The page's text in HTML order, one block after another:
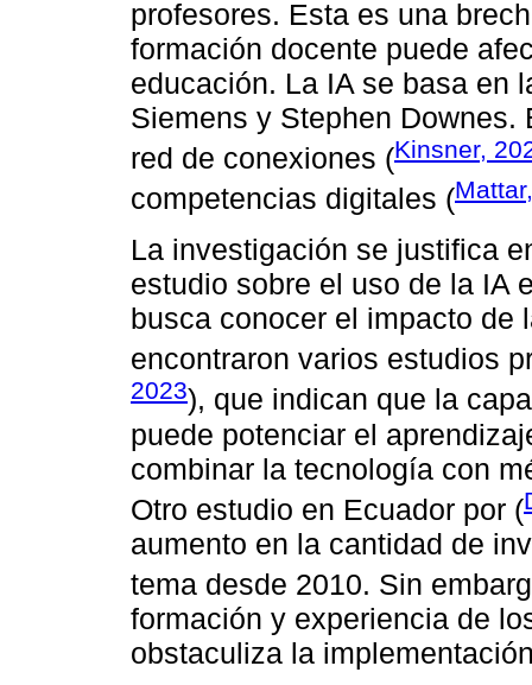
profesores. Esta es una
formación docente puede
educación. La IA se basa en
Siemens y Stephen
red de conexiones (Kinsner,
competencias digitales (
La investigación se justifica
estudio sobre el uso de la IA
busca conocer el impacto de
encontraron varios estudios
2023), que indican que la
puede potenciar el
combinar la tecnología con
Otro estudio en Ecuador por (
aumento en la cantidad de
tema desde 2010. Sin
formación y experiencia de
obstaculiza la